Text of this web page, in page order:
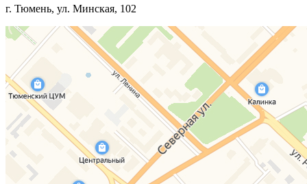
г. Тюмень, ул. Минская, 102